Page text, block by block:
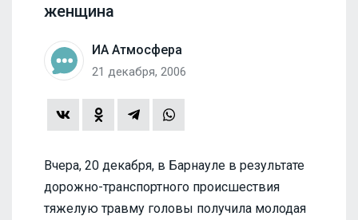
женщина
ИА Атмосфера
21 декабря, 2006
Вчера, 20 декабря, в Барнауле в результате
дорожно-транспортного происшествия
тяжелую травму головы получила молодая